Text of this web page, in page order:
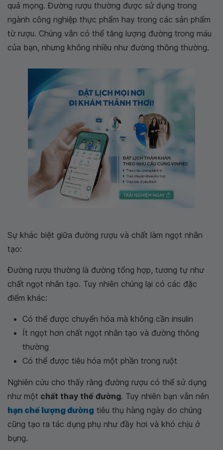
quả mọng. Đường rượu thường được sử dụng trong
ngành công nghiệp thực phẩm hay trong các sản phẩm
từ rượu. Chúng vẫn có thể tăng lượng đường trong máu
của bạn, nhưng không nhiều như đường thông thường.
Sự khác biệt giữa đường rượu và chất làm ngọt nhân
tạo:
Đường rượu thường là đường tổng hợp, tương tự như
chất ngọt nhân tạo. Tuy nhiên chúng lại có các đặc
điểm khác:
Có thể được chuyển hóa mà không cần insulin
Ít ngọt hơn chất ngọt nhân tạo và đường thông
thường
Có thể được tiêu hóa một phần trong ruột
Nghiên cứu cho thấy rằng đường rượu có thể sử dụng
như một chất thay thế đường. Tuy nhiên bạn vẫn nên
hạn chế lượng đường tiêu thụ hàng ngày do chúng
cũng tạo ra tác dụng phụ như đầy hơi và khó chịu ở
bụng.